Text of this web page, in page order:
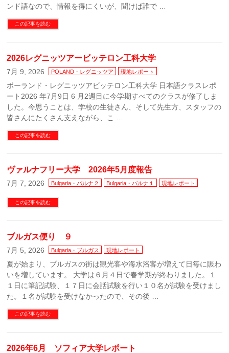
ンド語なので、情報を得にくいが、聞けば誰で …
この記事を読む
2026レグニッツアービッテロン工科大学
7月 9, 2026 POLAND・レグニッツア 現地レポート
ポーランド・レグニッツアビッテロン工科大学 日本語クラスレポ
ート2026 年7月9日 6 月2週目に今学期すべてのクラスが修了しま
した。今思うことは、学校の生徒さん、そして先生方、スタッフの
皆さんにたくさん支えながら、こ …
この記事を読む
ヴァルナフリー大学 2026年5月度報告
7月 7, 2026 Bulgaria・バルナ２ Bulgaria・バルナ１ 現地レポート
この記事を読む
ブルガス便り ９
7月 5, 2026 Bulgaria・ブルガス 現地レポート
夏が始まり、ブルガスの街は観光客や海水浴客が増えて日毎に賑わ
いを増しています。 大学は６月４日で春学期が終わりました。１
１日に筆記試験、１７日に会話試験を行い１０名が試験を受けまし
た。１名が試験を受けなかったので、その後 …
この記事を読む
2026年6月 ソフィア大学レポート